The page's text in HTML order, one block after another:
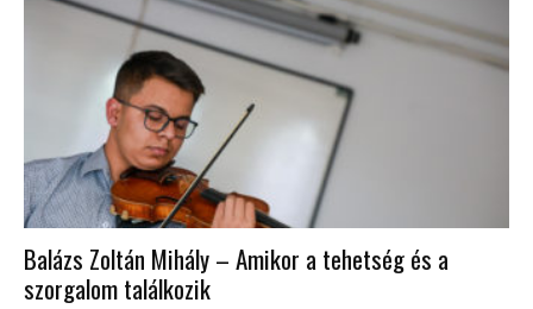
Balázs Zoltán Mihály – Amikor a tehetség és a
szorgalom találkozik